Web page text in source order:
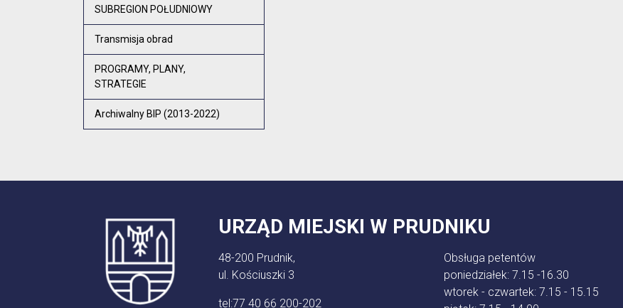
SUBREGION POŁUDNIOWY
Transmisja obrad
PROGRAMY, PLANY,
STRATEGIE
Archiwalny BIP (2013-2022)
URZĄD MIEJSKI W PRUDNIKU
48-200 Prudnik,
ul. Kościuszki 3
tel:77 40 66 200-202
Obsługa petentów
poniedziałek: 7.15 -16.30
wtorek - czwartek: 7.15 - 15.15